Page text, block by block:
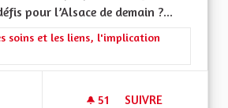
pour l’Alsace de demain ?...
de la catégorie : Les solidarités, les soins
soins et les liens, l'implication
51 51 ABONNÉS
SUIVRE